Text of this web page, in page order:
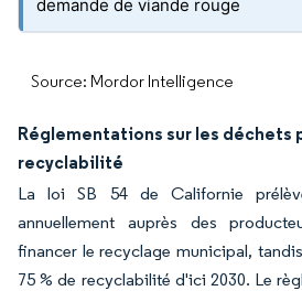
demande de viande rouge
Source: Mordor Intelligence
Réglementations sur les déchets
recyclabilité
La loi SB 54 de Californie
annuellement auprès des
financer le recyclage municipal,
75 % de recyclabilité d'ici 2030. Le